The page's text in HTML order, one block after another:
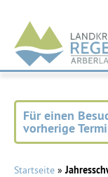
Landkreis
Regen
Für einen
vorherige
Startseite »